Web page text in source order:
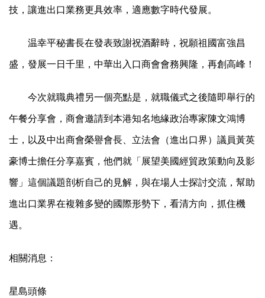
技，讓進出口業務更具效率，適應數字時代發展。
温幸平秘書長在發表致謝祝酒辭時，祝願祖國富強昌
盛，發展一日千里，中華出入口商會會務興隆，再創高峰！
今次就職典禮另一個亮點是，就職儀式之後隨即舉行的
午餐分享會，商會邀請到本港知名地緣政治專家陳文鴻博
士，以及中出商會榮譽會長、立法會（進出口界）議員黃英
豪博士擔任分享嘉賓，他們就「展望美國經貿政策動向及影
響」這個議題剖析自己的見解，與在場人士探討交流，幫助
進出口業界在複雜多變的國際形勢下，看清方向，抓住機
遇。
相關消息：
星島頭條